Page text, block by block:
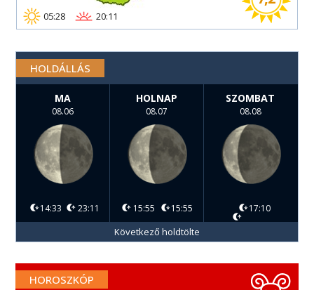
05:28 20:11
HOLDÁLLÁS
MA
08.06
14:33 23:11
HOLNAP
08.07
15:55 15:55
SZOMBAT
08.08
17:10
Következő holdtölte
HOROSZKÓP